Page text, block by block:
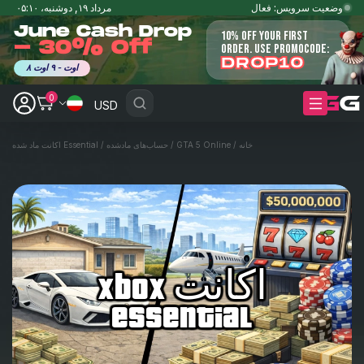
وضعیت سرویس: فعال مرداد ۱۹, دوشنبه،‏ ۰۵:۱۰
June Cash Drop
- 30% Off
۸ اوت - ۹ اوت
10% OFF YOUR FIRST
ORDER. USE PROMOCODE:
DROP10
USD
0
خانه /
GTA 5 Online
/ حساب‌های مادشده / Essential اکانت ماد شده
اکانت xbox
essential